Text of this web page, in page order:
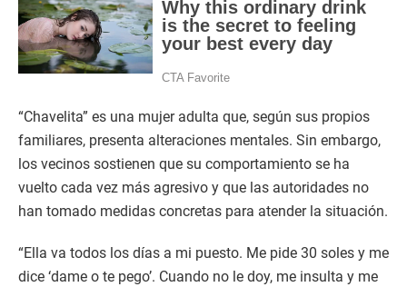
“Chavelita” es una mujer adulta que, según sus propios
familiares, presenta alteraciones mentales. Sin embargo,
los vecinos sostienen que su comportamiento se ha
vuelto cada vez más agresivo y que las autoridades no
han tomado medidas concretas para atender la situación.
“Ella va todos los días a mi puesto. Me pide 30 soles y me
dice ‘dame o te pego’. Cuando no le doy, me insulta y me